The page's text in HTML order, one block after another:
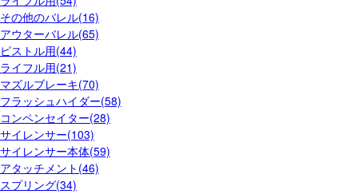
その他のバレル(16)
アウターバレル(65)
ピストル用(44)
ライフル用(21)
マズルブレーキ(70)
フラッシュハイダー(58)
コンペンセイター(28)
サイレンサー(103)
サイレンサー本体(59)
アタッチメント(46)
スプリング(34)